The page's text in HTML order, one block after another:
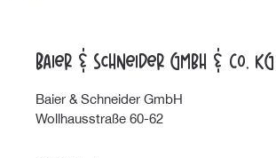
Baier & Schneider GmbH & Co. KG
Baier & Schneider GmbH
Wollhausstraße 60-62